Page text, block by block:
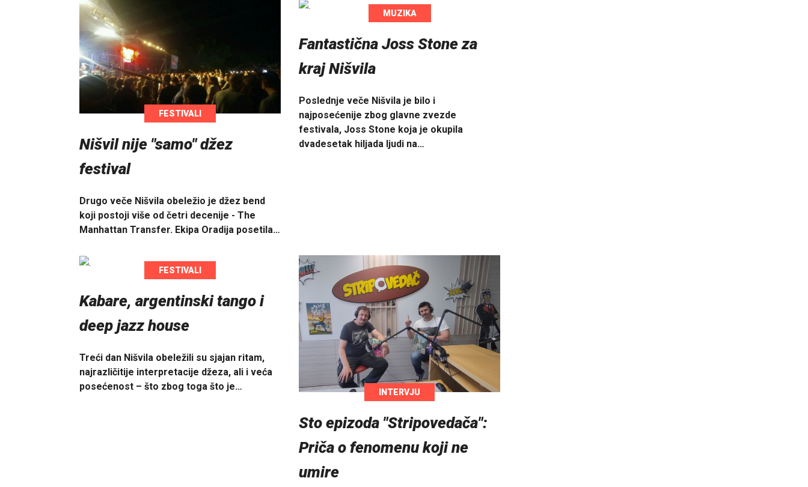
FESTIVALI
Nišvil nije "samo" džez
festival
Drugo veče Nišvila obeležio je džez bend
koji postoji više od četri decenije - The
Manhattan Transfer. Ekipa Oradija posetila…
MUZIKA
Fantastična Joss Stone za
kraj Nišvila
Poslednje veče Nišvila je bilo i
najposećenije zbog glavne zvezde
festivala, Joss Stone koja je okupila
dvadesetak hiljada ljudi na…
FESTIVALI
Kabare, argentinski tango i
deep jazz house
Treći dan Nišvila obeležili su sjajan ritam,
najrazličitije interpretacije džeza, ali i veća
posećenost – što zbog toga što je…
INTERVJU
Sto epizoda "Stripovedača":
Priča o fenomenu koji ne
umire